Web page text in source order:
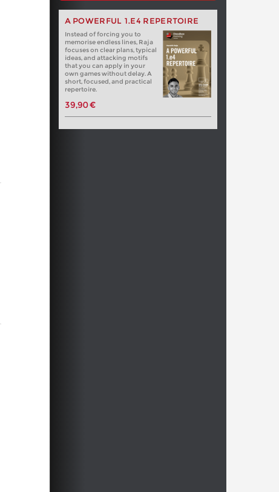
A POWERFUL 1.E4 REPERTOIRE
Instead of forcing you to
memorise endless lines, Raja
focuses on clear plans, typical
ideas, and attacking motifs
that you can apply in your
own games without delay. A
short, focused, and practical
repertoire.
39,90 €